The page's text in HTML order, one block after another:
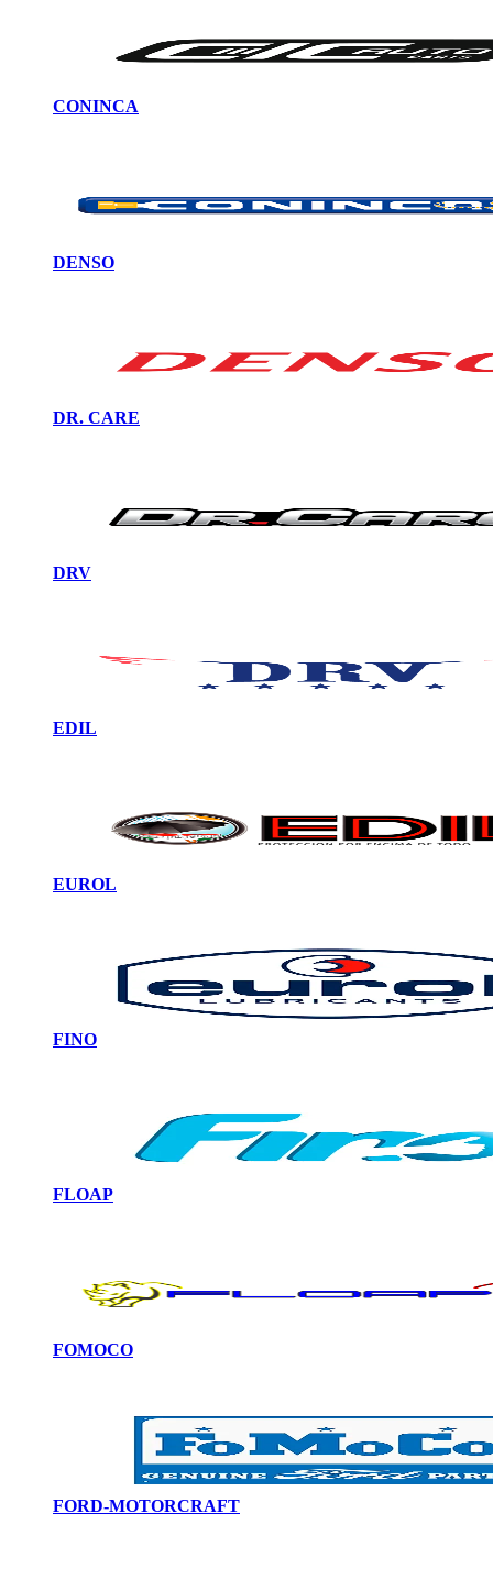
CONINCA
DENSO
DR. CARE
DRV
EDIL
EUROL
FINO
FLOAP
FOMOCO
FORD-MOTORCRAFT